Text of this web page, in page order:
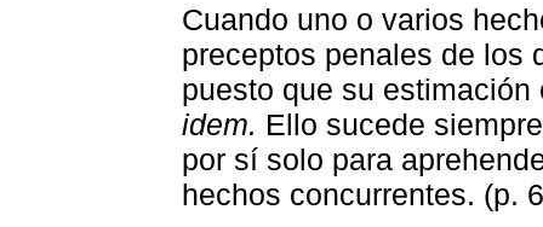
Cuando uno o varios
preceptos penales de los
puesto que su
idem. Ello sucede
por sí solo para
hechos concurrentes. (p.